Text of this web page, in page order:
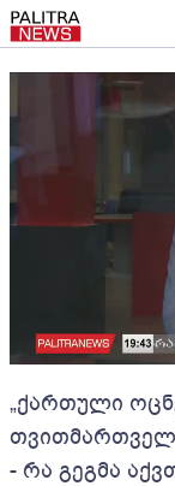
„ქართული
- რა გეგმა